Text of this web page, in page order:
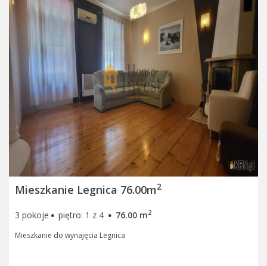
Mieszkanie Legnica 76.00m2
3 pokoje · piętro: 1 z 4 · 76.00 m2
Mieszkanie do wynajęcia Legnica